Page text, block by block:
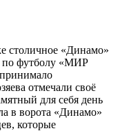
столичное «Динамо»
по футболу «МИР
отмечали своё
для себя день
в ворота «Динамо»
которые